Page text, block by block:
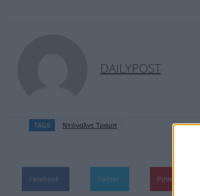
DAILYPOST
TAGS Ντόναλντ Τραμπ
Facebook Twitter Pinterest